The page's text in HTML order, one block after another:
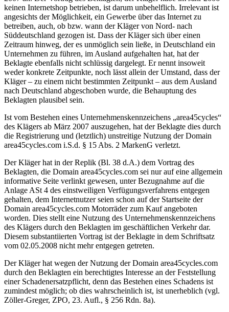
keinen Internetshop betrieben, ist darum unbehelflich. Irrelevant ist
angesichts der Möglichkeit, ein Gewerbe über das Internet zu
betreiben, auch, ob bzw. wann der Kläger von Nord- nach
Süddeutschland gezogen ist. Dass der Kläger sich über einen
Zeitraum hinweg, der es unmöglich sein ließe, in Deutschland ein
Unternehmen zu führen, im Ausland aufgehalten hat, hat der
Beklagte ebenfalls nicht schlüssig dargelegt. Er nennt insoweit
weder konkrete Zeitpunkte, noch lässt allein der Umstand, dass der
Kläger – zu einem nicht bestimmten Zeitpunkt – aus dem Ausland
nach Deutschland abgeschoben wurde, die Behauptung des
Beklagten plausibel sein.
Ist vom Bestehen eines Unternehmenskennzeichens „area45cycles“
des Klägers ab März 2007 auszugehen, hat der Beklagte dies durch
die Registrierung und (letztlich) unstreitige Nutzung der Domain
area45cycles.com i.S.d. § 15 Abs. 2 MarkenG verletzt.
Der Kläger hat in der Replik (Bl. 38 d.A.) dem Vortrag des
Beklagten, die Domain area45cycles.com sei nur auf eine allgemein
informative Seite verlinkt gewesen, unter Bezugnahme auf die
Anlage ASt 4 des einstweiligen Verfügungsverfahrens entgegen
gehalten, dem Internetnutzer seien schon auf der Startseite der
Domain area45cycles.com Motorräder zum Kauf angeboten
worden. Dies stellt eine Nutzung des Unternehmenskennzeichens
des Klägers durch den Beklagten im geschäftlichen Verkehr dar.
Diesem substantiierten Vortrag ist der Beklagte in dem Schriftsatz
vom 02.05.2008 nicht mehr entgegen getreten.
Der Kläger hat wegen der Nutzung der Domain area45cycles.com
durch den Beklagten ein berechtigtes Interesse an der Feststellung
einer Schadenersatzpflicht, denn das Bestehen eines Schadens ist
zumindest möglich; ob dies wahrscheinlich ist, ist unerheblich (vgl.
Zöller-Greger, ZPO, 23. Aufl., § 256 Rdn. 8a).